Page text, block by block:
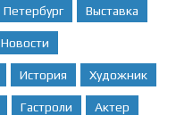
Петербург Выставка
Новости
История Художник
Гастроли Актер